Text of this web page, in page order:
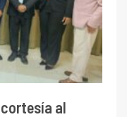
al